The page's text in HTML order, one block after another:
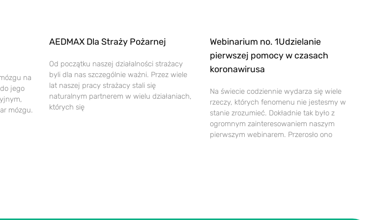
na
jego
mózgu.
AEDMAX Dla Straży Pożarnej
Od początku naszej działalności strażacy
byli dla nas szczególnie ważni. Przez wiele
lat naszej pracy strażacy stali się
naturalnym partnerem w wielu działaniach,
których się
Webinarium no. 1Udzielanie
pierwszej pomocy w czasach
koronawirusa
Na świecie codziennie wydarza się wiele
rzeczy, których fenomenu nie jestesmy w
stanie zrozumieć. Dokładnie tak było z
ogromnym zainteresowaniem naszym
pierwszym webinarem. Przerosło ono